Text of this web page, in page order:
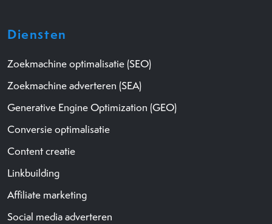
Diensten
Zoekmachine optimalisatie (SEO)
Zoekmachine adverteren (SEA)
Generative Engine Optimization (GEO)
Conversie optimalisatie
Content creatie
Linkbuilding
Affiliate marketing
Social media adverteren